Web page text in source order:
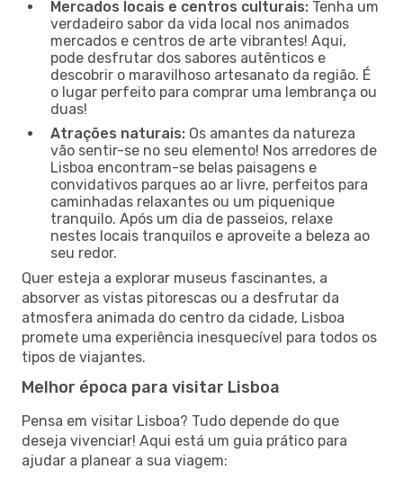
Mercados locais e centros culturais: Tenha um
verdadeiro sabor da vida local nos animados
mercados e centros de arte vibrantes! Aqui,
pode desfrutar dos sabores autênticos e
descobrir o maravilhoso artesanato da região. É
o lugar perfeito para comprar uma lembrança ou
duas!
Atrações naturais: Os amantes da natureza
vão sentir-se no seu elemento! Nos arredores de
Lisboa encontram-se belas paisagens e
convidativos parques ao ar livre, perfeitos para
caminhadas relaxantes ou um piquenique
tranquilo. Após um dia de passeios, relaxe
nestes locais tranquilos e aproveite a beleza ao
seu redor.
Quer esteja a explorar museus fascinantes, a
absorver as vistas pitorescas ou a desfrutar da
atmosfera animada do centro da cidade, Lisboa
promete uma experiência inesquecível para todos os
tipos de viajantes.
Melhor época para visitar Lisboa
Pensa em visitar Lisboa? Tudo depende do que
deseja vivenciar! Aqui está um guia prático para
ajudar a planear a sua viagem: